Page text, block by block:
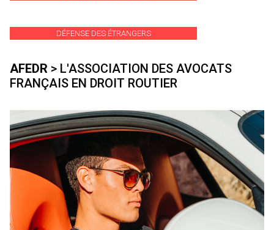
DÉFENSE DES ÉTRANGERS
AFEDR > L'ASSOCIATION DES AVOCATS
FRANÇAIS EN DROIT ROUTIER